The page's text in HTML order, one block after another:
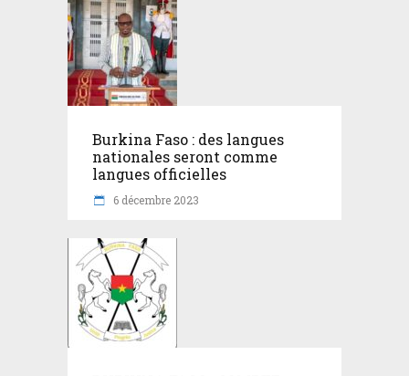
Burkina Faso : des langues
nationales seront comme
langues officielles
6 décembre 2023